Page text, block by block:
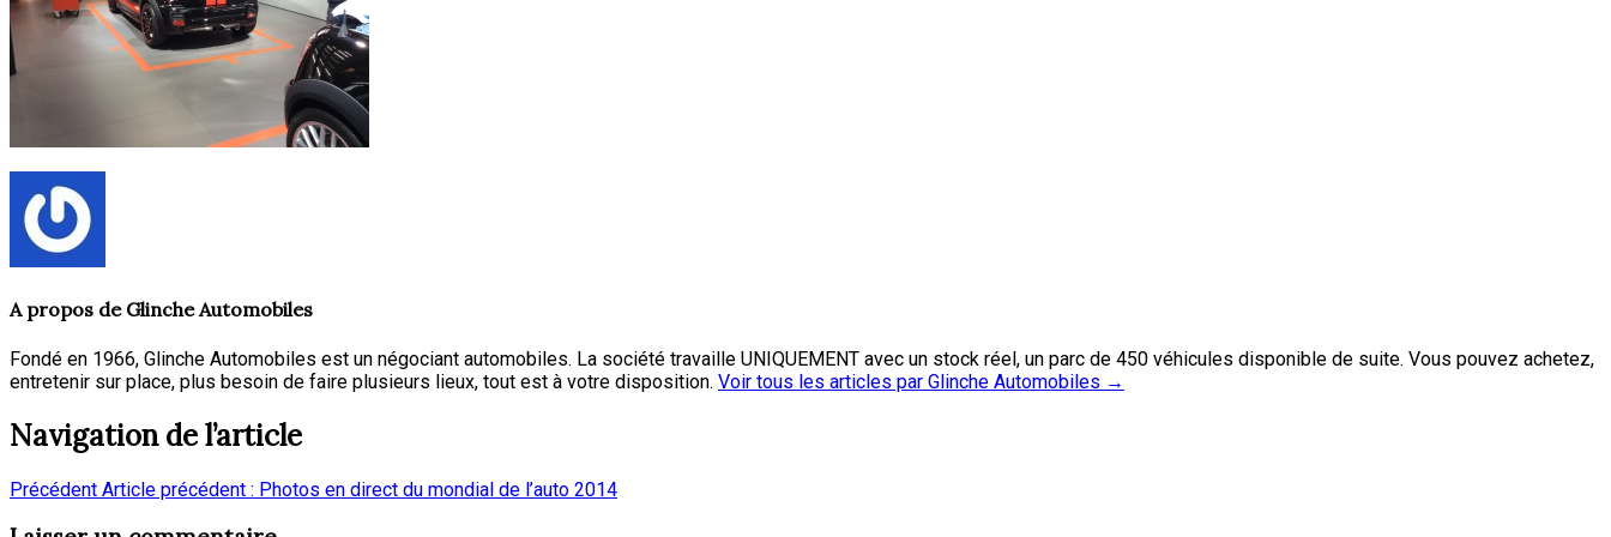
A propos de Glinche Automobiles
Fondé en 1966, Glinche Automobiles est un négociant automobiles. La société travaille UNIQUEMENT avec un stock réel, un parc de 450 véhicules disponible de suite. Vous pouvez achetez,
entretenir sur place, plus besoin de faire plusieurs lieux, tout est à votre disposition. Voir tous les articles par Glinche Automobiles →
Navigation de l’article
Précédent Article précédent : Photos en direct du mondial de l’auto 2014